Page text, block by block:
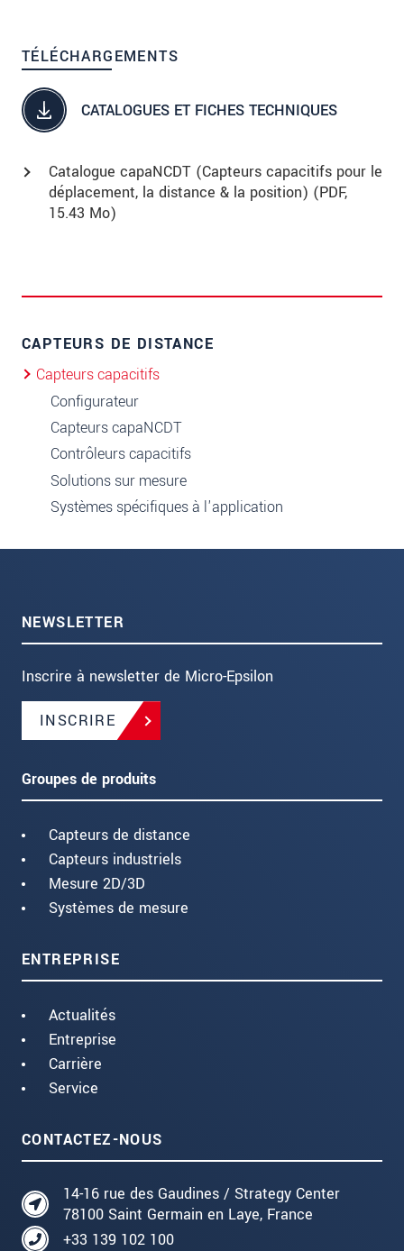
TÉLÉCHARGEMENTS
CATALOGUES ET FICHES TECHNIQUES
Catalogue capaNCDT (Capteurs capacitifs pour le
déplacement, la distance & la position) (PDF,
15.43 Mo)
CAPTEURS DE DISTANCE
Capteurs capacitifs
Configurateur
Capteurs capaNCDT
Contrôleurs capacitifs
Solutions sur mesure
Systèmes spécifiques à l'application
NEWSLETTER
Inscrire à newsletter de Micro-Epsilon
INSCRIRE
Groupes de produits
Capteurs de distance
Capteurs industriels
Mesure 2D/3D
Systèmes de mesure
ENTREPRISE
Actualités
Entreprise
Carrière
Service
CONTACTEZ-NOUS
14-16 rue des Gaudines / Strategy Center
78100 Saint Germain en Laye, France
+33 139 102 100